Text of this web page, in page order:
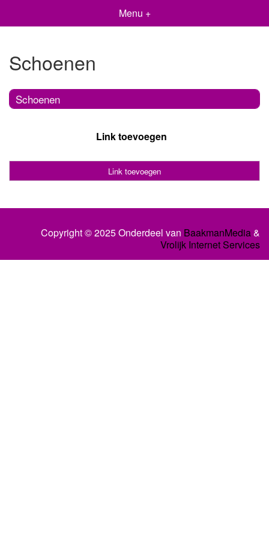
Menu +
Schoenen
Schoenen
Link toevoegen
Link toevoegen
Copyright © 2025 Onderdeel van BaakmanMedia&
Vrolijk Internet Services